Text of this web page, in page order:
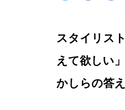
スタイリス
えて欲しい
かしらの答